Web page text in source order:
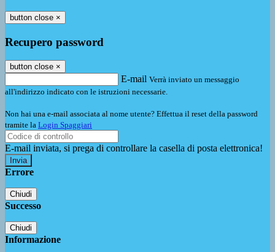
button close ×
Recupero password
button close ×
E-mail Verrà inviato un messaggio
all'indirizzo indicato con le istruzioni necessarie.
Non hai una e-mail associata al nome utente? Effettua il reset della password
tramite la Login Spaggiari
E-mail inviata, si prega di controllare la casella di posta elettronica!
Errore
Chiudi
Successo
Chiudi
Informazione